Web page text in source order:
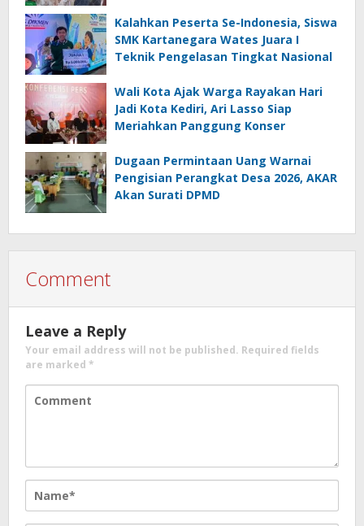
Kalahkan Peserta Se-Indonesia, Siswa
SMK Kartanegara Wates Juara I
Teknik Pengelasan Tingkat Nasional
Wali Kota Ajak Warga Rayakan Hari
Jadi Kota Kediri, Ari Lasso Siap
Meriahkan Panggung Konser
Dugaan Permintaan Uang Warnai
Pengisian Perangkat Desa 2026, AKAR
Akan Surati DPMD
Comment
Leave a Reply
Your email address will not be published. Required fields
are marked *